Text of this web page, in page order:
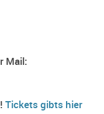
Mail:
Tickets gibts hier